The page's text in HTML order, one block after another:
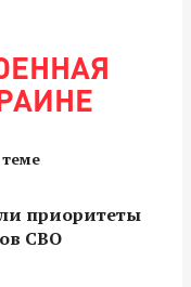
приоритеты
СВО